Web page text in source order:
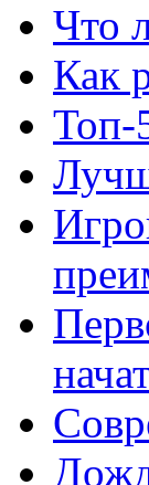
Что
Как
Топ-